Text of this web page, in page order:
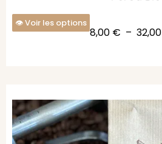
Voir les options
8,00 € – 32,00